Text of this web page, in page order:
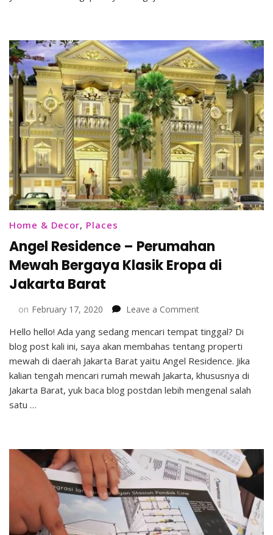
Home & Decor, Places
Angel Residence – Perumahan
Mewah Bergaya Klasik Eropa di
Jakarta Barat
on February 17, 2020 Leave a Commenton
Residence
–
Perumahan
Mewah
Bergaya
Klasik
Barat
Hello hello! Ada yang sedang mencari tempat tinggal? Di
blog post kali ini, saya akan membahas tentang properti
mewah di daerah Jakarta Barat yaitu Angel Residence. Jika
kalian tengah mencari rumah mewah Jakarta, khususnya di
Jakarta Barat, yuk baca blog postdan lebih mengenal salah
satu …